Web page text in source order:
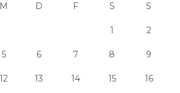
M D F S S
1 2
5 6 7 8 9
12 13 14 15 16